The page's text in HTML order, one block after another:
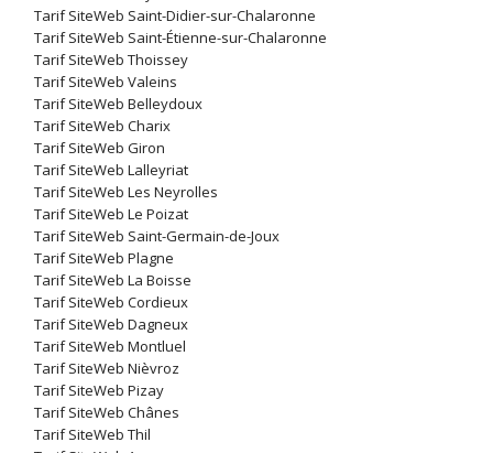
Tarif SiteWeb Saint-Didier-sur-Chalaronne
Tarif SiteWeb Saint-Étienne-sur-Chalaronne
Tarif SiteWeb Thoissey
Tarif SiteWeb Valeins
Tarif SiteWeb Belleydoux
Tarif SiteWeb Charix
Tarif SiteWeb Giron
Tarif SiteWeb Lalleyriat
Tarif SiteWeb Les Neyrolles
Tarif SiteWeb Le Poizat
Tarif SiteWeb Saint-Germain-de-Joux
Tarif SiteWeb Plagne
Tarif SiteWeb La Boisse
Tarif SiteWeb Cordieux
Tarif SiteWeb Dagneux
Tarif SiteWeb Montluel
Tarif SiteWeb Nièvroz
Tarif SiteWeb Pizay
Tarif SiteWeb Chânes
Tarif SiteWeb Thil